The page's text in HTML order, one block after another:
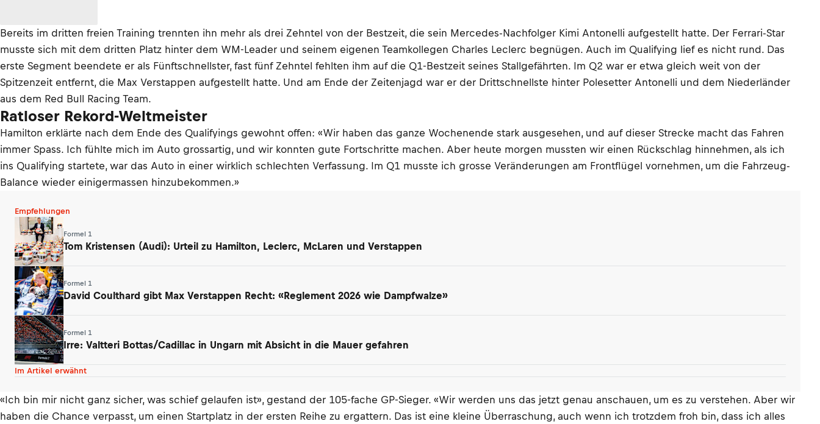
Bereits im dritten freien Training trennten ihn mehr als drei Zehntel von der Bestzeit, die sein Mercedes-Nachfolger Kimi Antonelli aufgestellt hatte. Der Ferrari-Star
musste sich mit dem dritten Platz hinter dem WM-Leader und seinem eigenen Teamkollegen Charles Leclerc begnügen. Auch im Qualifying lief es nicht rund. Das
erste Segment beendete er als Fünftschnellster, fast fünf Zehntel fehlten ihm auf die Q1-Bestzeit seines Stallgefährten. Im Q2 war er etwa gleich weit von der
Spitzenzeit entfernt, die Max Verstappen aufgestellt hatte. Und am Ende der Zeitenjagd war er der Drittschnellste hinter Polesetter Antonelli und dem Niederländer
aus dem Red Bull Racing Team.
Ratloser Rekord-Weltmeister
Hamilton erklärte nach dem Ende des Qualifyings gewohnt offen: «Wir haben das ganze Wochenende stark ausgesehen, und auf dieser Strecke macht das Fahren
immer Spass. Ich fühlte mich im Auto grossartig, und wir konnten gute Fortschritte machen. Aber heute morgen mussten wir einen Rückschlag hinnehmen, als ich
ins Qualifying startete, war das Auto in einer wirklich schlechten Verfassung. Im Q1 musste ich grosse Veränderungen am Frontflügel vornehmen, um die Fahrzeug-
Balance wieder einigermassen hinzubekommen.»
Empfehlungen
Formel 1
Tom Kristensen (Audi): Urteil zu Hamilton, Leclerc, McLaren und Verstappen
Formel 1
David Coulthard gibt Max Verstappen Recht: «Reglement 2026 wie Dampfwalze»
Formel 1
Irre: Valtteri Bottas/Cadillac in Ungarn mit Absicht in die Mauer gefahren
Im Artikel erwähnt
«Ich bin mir nicht ganz sicher, was schief gelaufen ist», gestand der 105-fache GP-Sieger. «Wir werden uns das jetzt genau anschauen, um es zu verstehen. Aber wir
haben die Chance verpasst, um einen Startplatz in der ersten Reihe zu ergattern. Das ist eine kleine Überraschung, auch wenn ich trotzdem froh bin, dass ich alles